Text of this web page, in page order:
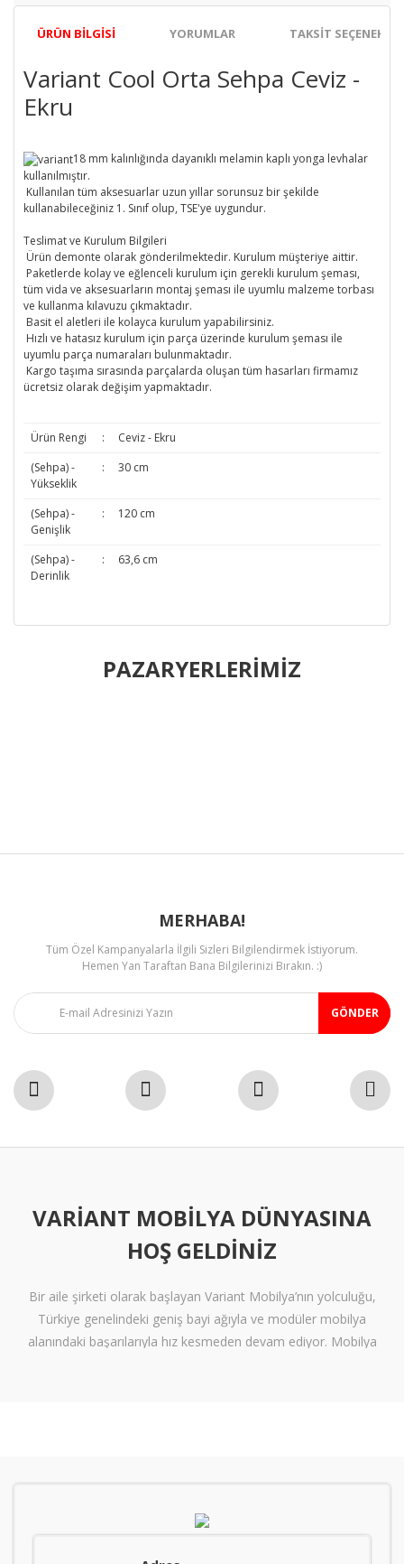
ÜRÜN BILGISI YORUMLAR TAKSIT
Variant Cool Orta Sehpa Ceviz -
Ekru
18 mm kalınlığında dayanıklı melamin kaplı yonga levhalar
kullanılmıştır.
Kullanılan tüm aksesuarlar uzun yıllar sorunsuz bir şekilde
kullanabileceğiniz 1. Sınıf olup, TSE'ye uygundur.
Teslimat ve Kurulum Bilgileri
Ürün demonte olarak gönderilmektedir. Kurulum müşteriye aittir.
Paketlerde kolay ve eğlenceli kurulum için gerekli kurulum şeması,
tüm vida ve aksesuarların montaj şeması ile uyumlu malzeme torbası
ve kullanma kılavuzu çıkmaktadır.
Basit el aletleri ile kolayca kurulum yapabilirsiniz.
Hızlı ve hatasız kurulum için parça üzerinde kurulum şeması ile
uyumlu parça numaraları bulunmaktadır.
Kargo taşıma sırasında parçalarda oluşan tüm hasarları firmamız
ücretsiz olarak değişim yapmaktadır.
Ürün Rengi :
Ceviz - Ekru
(Sehpa) -
Yükseklik
: 30 cm
(Sehpa) -
Genişlik
: 120 cm
(Sehpa) -
Derinlik
: 63,6 cm
Bu ürüne ilk yorumu siz yapın!
konularda yetersiz gördüğünüz noktaları öneri formunu
kullanarak tarafımıza iletebilirsiniz.
Gönder
PAZARYERLERİMİZ
MERHABA!
Tüm Özel Kampanyalarla İlgili Sizleri Bilgilendirmek İstiyorum.
Hemen Yan Taraftan Bana Bilgilerinizi Bırakın. :)
GÖNDER
VARIANT MOBILYA DÜNYASINA
HOŞ GELDINIZ
Bir aile şirketi olarak başlayan Variant Mobilya’nın yolculuğu,
Türkiye genelindeki geniş bayi ağıyla ve modüler mobilya
alanındaki başarılarıyla hız kesmeden devam ediyor. Mobilya
tepelere çıkarıyoruz. Kanserojen içermeyen materyallerle üretilen